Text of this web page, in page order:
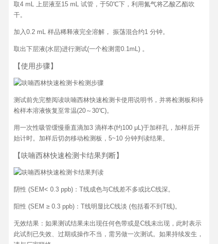
取4 mL 上层液至15 mL 试管，于50℃下，利用氮气将乙酸乙酯吹
干。
加入0.2 mL 样品稀释液完全溶解， 振荡混合约1 分钟。
取出下层液(水层)进行测试(一个检测需0.1mL) 。
【使用步骤】
测试前先完整阅读呋喃西林快速检测卡使用说明书，并将检测板和待
检样本溶液恢复至常温(20～30℃)。
用一次性吸管缓慢垂直滴加3 滴样本(约100 μL)于加样孔，加样后开
始计时。加样后切勿移动检测板，5~10 分钟判读结果。
【呋喃西林快速检测卡结果判断】
阴性 (SEM< 0.3 ppb)：T线成色与C线差不多或比C线深。
阳性 (SEM ≥ 0.3 ppb)：T线明显比C线淡 (包括看不到T线)。
无效结果：如果测试结果未出现任何色带或是C线未出现，此时表示
此试剂已失效、过期或操作不当，需另做一次测试。如果持续发生，